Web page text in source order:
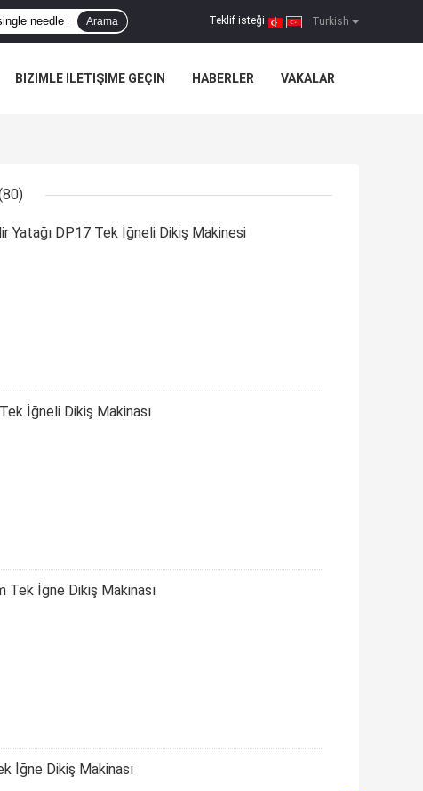
Turkish
Teklif isteği |
Arama
BIZIMLE ILETIŞIME GEÇIN HABERLER VAKALAR
Yatağı DP17 Tek İğneli Dikiş Makinesi
İğneli Dikiş Makinası
Tek İğne Dikiş Makinası
İğne Dikiş Makinası